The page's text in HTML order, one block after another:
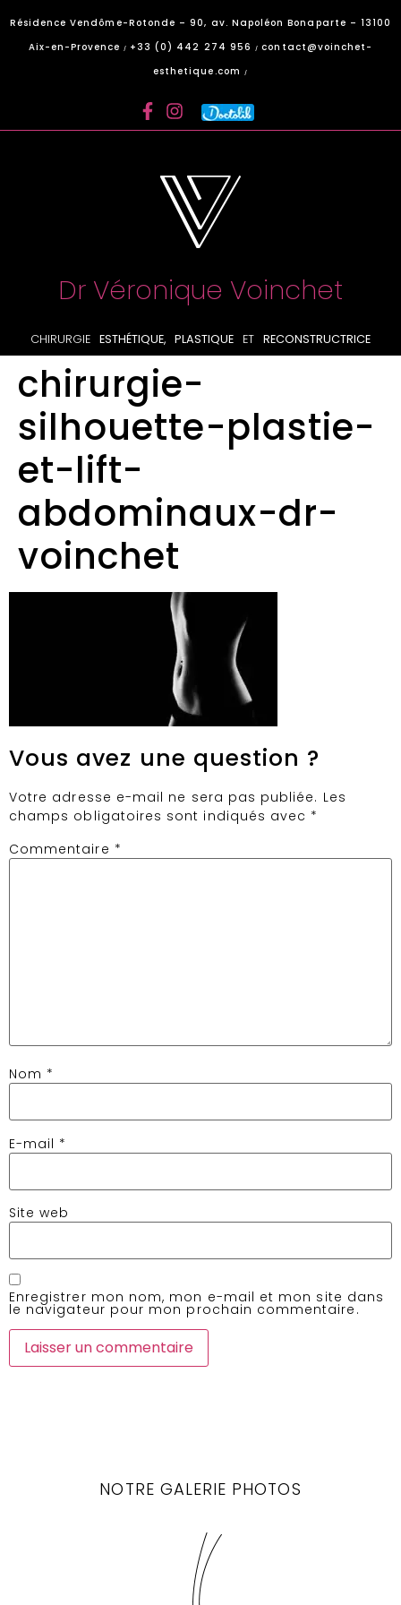
Résidence Vendôme-Rotonde – 90, av. Napoléon Bonaparte – 13100
Aix-en-Provence
/ +33 (0) 442 274 956/contact@voinchet-
esthetique.com
/
Dr Véronique Voinchet
CHIRURGIE ESTHÉTIQUE, PLASTIQUE ET RECONSTRUCTRICE
chirurgie-
silhouette-plastie-
et-lift-
abdominaux-dr-
voinchet
Vous avez une question ?
Votre adresse e-mail ne sera pas publiée. Les
champs obligatoires sont indiqués avec *
Commentaire *
Nom *
E-mail *
Site web
Enregistrer mon nom, mon e-mail et mon site dans
le navigateur pour mon prochain commentaire.
NOTRE GALERIE PHOTOS